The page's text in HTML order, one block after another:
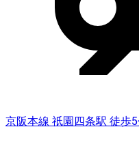
京阪本線 祇園四条駅 徒歩